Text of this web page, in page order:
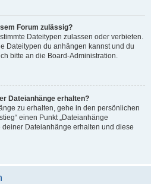
Forum zulässig?
Dateitypen zulassen oder verbieten.
Dateitypen du anhängen kannst und du
bitte an die Board-Administration.
Dateianhänge erhalten?
zu erhalten, gehe in den persönlichen
einen Punkt „Dateianhänge
Dateianhänge erhalten und diese